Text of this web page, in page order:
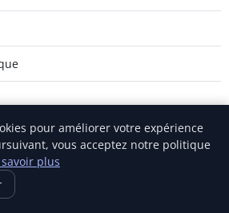
pour améliorer votre expérience
vous acceptez notre politique
savoir plus